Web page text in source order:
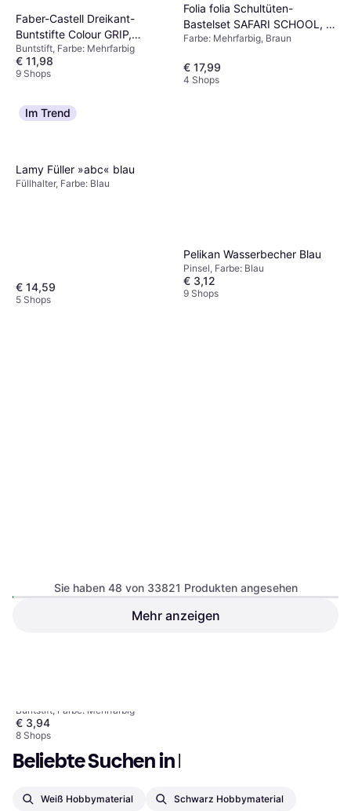
Faber-Castell Jumbo Grip
Neon Colour Pencil 5pcs
Buntstift, Farbe: Mehrfarbig
€ 6,68
8 Shops
Faber-Castell Dreikant-
Buntstifte Colour GRIP,
Promoetui
Buntstift, Farbe: Mehrfarbig
€ 11,98
9 Shops
Folia folia Schultüten-
Bastelset SAFARI SCHOOL, 3
Motive
Farbe: Mehrfarbig, Braun
€ 17,99
4 Shops
Im Trend
Lamy Füller »abc« blau
Füllhalter, Farbe: Blau
€ 14,59
5 Shops
Pelikan Wasserbecher Blau
Pinsel, Farbe: Blau
€ 3,12
9 Shops
Buntstift, Farbe: Mehrfarbig
€ 3,94
8 Shops
Sie haben 48 von 33821 Produkten angesehen
Mehr anzeigen
Beliebte Suchen in Hobbymaterial
Weiß Hobbymaterial Schwarz Hobbymaterial